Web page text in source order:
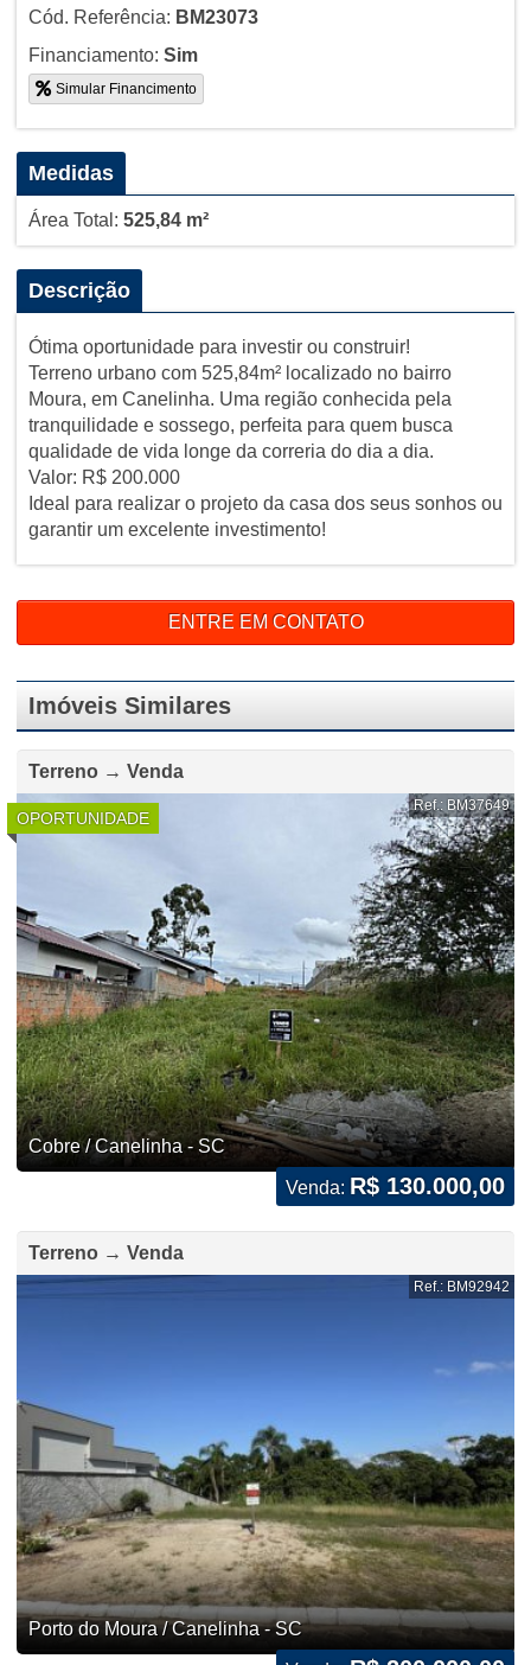
Cód. Referência: BM23073
Financiamento: Sim
Simular Financimento
Medidas
Área Total: 525,84 m²
Descrição
Ótima oportunidade para investir ou construir!
Terreno urbano com 525,84m² localizado no bairro
Moura, em Canelinha. Uma região conhecida pela
tranquilidade e sossego, perfeita para quem busca
qualidade de vida longe da correria do dia a dia.
Valor: R$ 200.000
Ideal para realizar o projeto da casa dos seus sonhos ou
garantir um excelente investimento!
ENTRE EM CONTATO
Imóveis Similares
Terreno → Venda
OPORTUNIDADE
Ref.: BM37649
Cobre / Canelinha - SC
Venda: R$ 130.000,00
Terreno → Venda
Ref.: BM92942
Porto do Moura / Canelinha - SC